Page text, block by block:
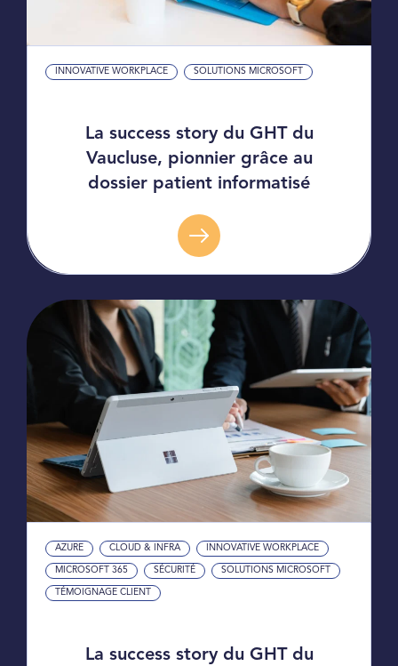
INNOVATIVE WORKPLACE SOLUTIONS MICROSOFT
La success story du GHT du
Vaucluse, pionnier grâce au
dossier patient informatisé
AZURE CLOUD & INFRA INNOVATIVE WORKPLACE
MICROSOFT 365 SÉCURITÉ SOLUTIONS MICROSOFT
TÉMOIGNAGE CLIENT
La success story du GHT du